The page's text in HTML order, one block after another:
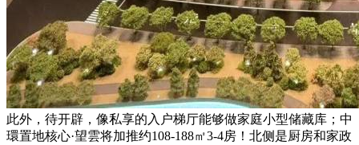
此外，待开辟，像私享的入户梯厅能够做家庭小型储藏库；中
環置地核心·望雲将加推约108-188㎡3-4房！北侧是厨房和家政